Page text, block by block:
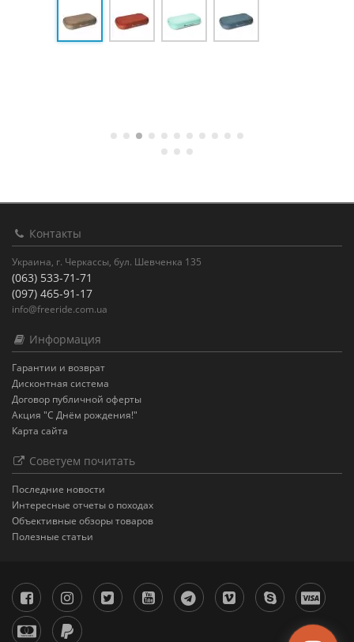
Контакты
Украина, г. Черкассы, бул. Шевченка 135
(063) 533-71-71
(097) 465-91-17
info@freeride.com.ua
Информация
Гарантии и возврат
Дисконтная система
Договор публичной оферты
Акция "С Днём рождения!"
Карта сайта
Советуем почитать
Последние новости
Интересные отчеты о походах
Объективные обзоры товаров
Полезные статьи